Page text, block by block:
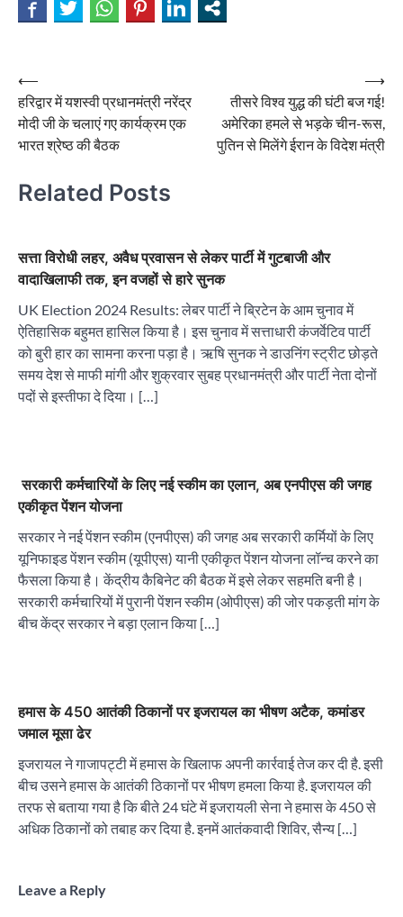
Post
navigation
⟵
हरिद्वार में यशस्वी प्रधानमंत्री नरेंद्र
मोदी जी के चलाएं गए कार्यक्रम एक
भारत श्रेष्ठ की बैठक
तीसरे विश्व युद्ध की घंटी बज गई!
अमेरिका हमले से भड़के चीन-रूस,
पुतिन से मिलेंगे ईरान के विदेश मंत्री
⟶
Related Posts
सत्ता विरोधी लहर, अवैध प्रवासन से लेकर पार्टी में गुटबाजी और
वादाखिलाफी तक, इन वजहों से हारे सुनक
UK Election 2024 Results: लेबर पार्टी ने ब्रिटेन के आम चुनाव में
ऐतिहासिक बहुमत हासिल किया है। इस चुनाव में सत्ताधारी कंजर्वेटिव पार्टी
को बुरी हार का सामना करना पड़ा है। ऋषि सुनक ने डाउनिंग स्ट्रीट छोड़ते
समय देश से माफी मांगी और शुक्रवार सुबह प्रधानमंत्री और पार्टी नेता दोनों
पदों से इस्तीफा दे दिया। […]
सरकारी कर्मचारियों के लिए नई स्कीम का एलान, अब एनपीएस की जगह
एकीकृत पेंशन योजना
सरकार ने नई पेंशन स्कीम (एनपीएस) की जगह अब सरकारी कर्मियों के लिए
यूनिफाइड पेंशन स्कीम (यूपीएस) यानी एकीकृत पेंशन योजना लॉन्च करने का
फैसला किया है। केंद्रीय कैबिनेट की बैठक में इसे लेकर सहमति बनी है।
सरकारी कर्मचारियों में पुरानी पेंशन स्कीम (ओपीएस) की जोर पकड़ती मांग के
बीच केंद्र सरकार ने बड़ा एलान किया […]
हमास के 450 आतंकी ठिकानों पर इजरायल का भीषण अटैक, कमांडर
जमाल मूसा ढेर
इजरायल ने गाजापट्टी में हमास के खिलाफ अपनी कार्रवाई तेज कर दी है. इसी
बीच उसने हमास के आतंकी ठिकानों पर भीषण हमला किया है. इजरायल की
तरफ से बताया गया है कि बीते 24 घंटे में इजरायली सेना ने हमास के 450 से
अधिक ठिकानों को तबाह कर दिया है. इनमें आतंकवादी शिविर, सैन्य […]
Leave a Reply